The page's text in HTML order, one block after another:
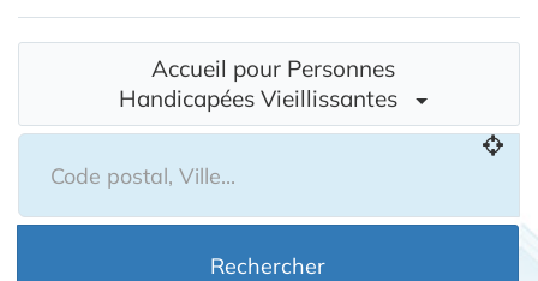
Accueil pour Personnes
Handicapées Vieillissantes
Rechercher